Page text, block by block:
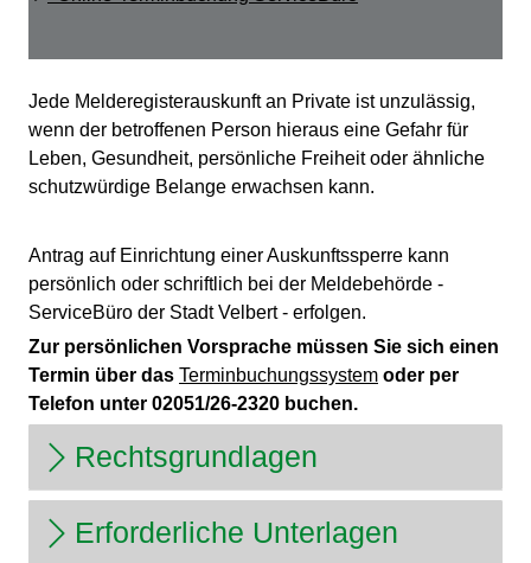
Beschreibung
Jede Melderegisterauskunft an Private ist unzulässig,
wenn der betroffenen Person hieraus eine Gefahr für
Leben, Gesundheit, persönliche Freiheit oder ähnliche
schutzwürdige Belange erwachsen kann.
Antrag auf Einrichtung einer Auskunftssperre kann
persönlich oder schriftlich bei der Meldebehörde -
ServiceBüro der Stadt Velbert - erfolgen.
Zur persönlichen Vorsprache müssen Sie sich einen
Termin über das Terminbuchungssystem oder per
Telefon unter 02051/26-2320 buchen.
Rechtsgrundlagen
Erforderliche Unterlagen